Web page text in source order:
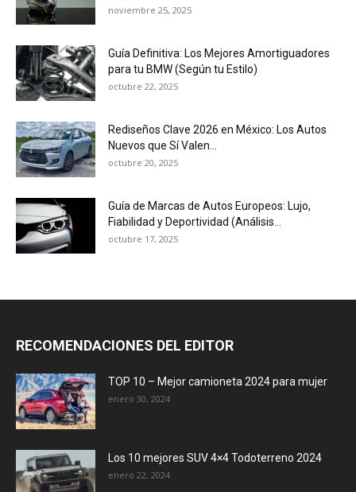
noviembre 25, 2025
Guía Definitiva: Los Mejores Amortiguadores
para tu BMW (Según tu Estilo)
octubre 22, 2025
Rediseños Clave 2026 en México: Los Autos
Nuevos que Sí Valen...
octubre 20, 2025
Guía de Marcas de Autos Europeos: Lujo,
Fiabilidad y Deportividad (Análisis...
octubre 17, 2025
RECOMENDACIONES DEL EDITOR
TOP 10 – Mejor camioneta 2024 para mujer
enero 30, 2024
Los 10 mejores SUV 4×4 Todoterreno 2024
enero 22, 2024